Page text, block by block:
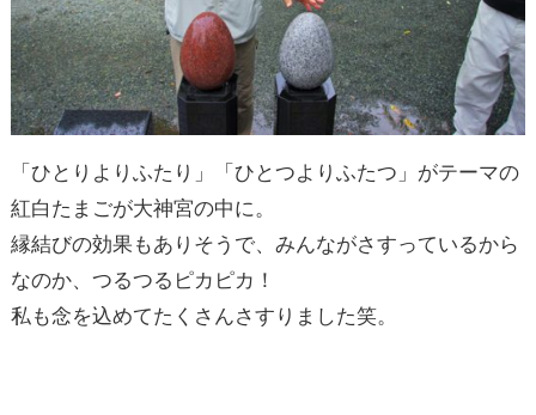
「ひとりよりふたり」「ひとつよりふたつ」がテーマの
紅白たまごが大神宮の中に。
縁結びの効果もありそうで、みんながさすっているから
なのか、つるつるピカピカ！
私も念を込めてたくさんさすりました笑。